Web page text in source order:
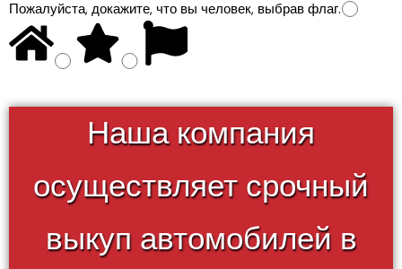
Пожалуйста, докажите, что вы человек, выбрав флаг.
Наша компания
осуществляет срочный
выкуп автомобилей в